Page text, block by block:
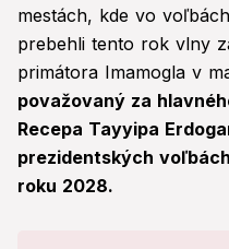
mestách, kde vo
prebehli tento rok vlny
primátora Imamogla v
považovaný za
Recepa Tayyipa
prezidentských
roku 2028.